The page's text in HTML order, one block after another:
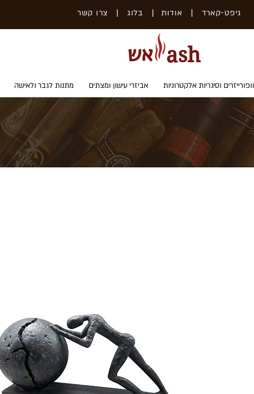
גיפט-קארד | אודות | בלוג | צרו קשר
אש ash
וופורייזרים וסיגריות אלקטרוניות אביזרי עישון ומצתים מתנות לגבר ולאישה